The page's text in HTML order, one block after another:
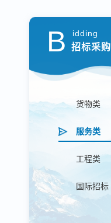
B idding
招标采购
货物类
服务类
工程类
国际招标